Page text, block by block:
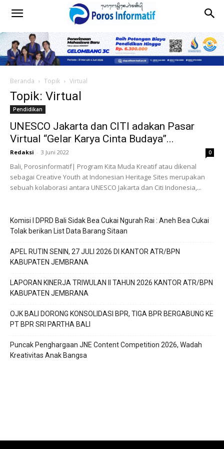
Beranda Topik Virtual
Topik: Virtual
Pendidikan
UNESCO Jakarta dan CITI adakan Pasar
Virtual “Gelar Karya Cinta Budaya”...
Redaksi - 3 Juni 2022 0
Bali, Porosinformatif| Program Kita Muda Kreatif atau dikenal
sebagai Creative Youth at Indonesian Heritage Sites merupakan
sebuah kolaborasi antara UNESCO Jakarta dan Citi Indonesia,...
Komisi I DPRD Bali Sidak Bea Cukai Ngurah Rai : Aneh Bea Cukai
Tolak berikan List Data Barang Sitaan
APEL RUTIN SENIN, 27 JULI 2026 DI KANTOR ATR/BPN
KABUPATEN JEMBRANA
LAPORAN KINERJA TRIWULAN II TAHUN 2026 KANTOR ATR/BPN
KABUPATEN JEMBRANA
OJK BALI DORONG KONSOLIDASI BPR, TIGA BPR BERGABUNG KE
PT BPR SRI PARTHA BALI
Puncak Penghargaan JNE Content Competition 2026, Wadah
Kreativitas Anak Bangsa